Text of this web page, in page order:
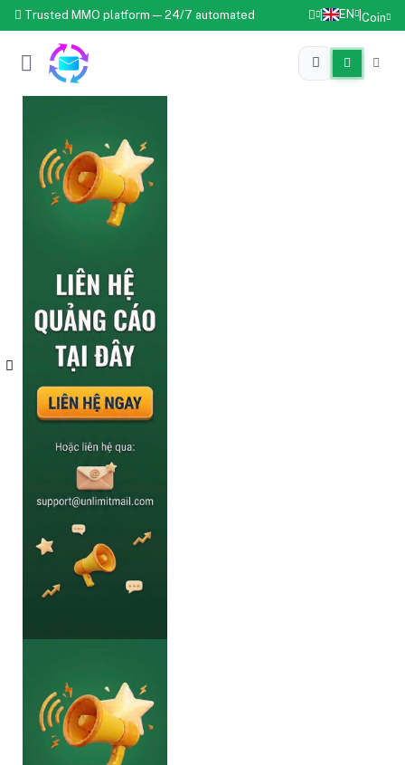
Trusted MMO platform — 24/7 automated EN Coin